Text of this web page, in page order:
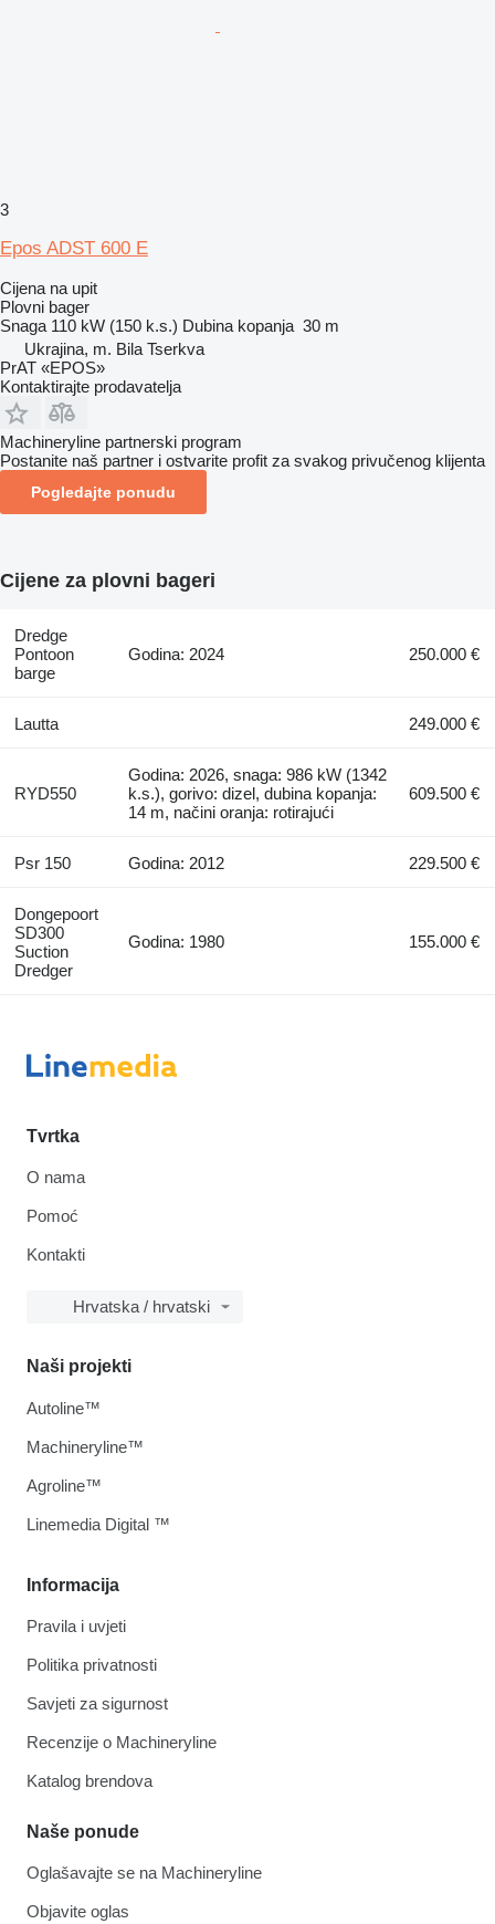
3
Epos ADST 600 E
Cijena na upit
Plovni bager
Snaga 110 kW (150 k.s.) Dubina kopanja 30 m
Ukrajina, m. Bila Tserkva
PrAT «EPOS»
Kontaktirajte prodavatelja
Machineryline partnerski program
Postanite naš partner i ostvarite profit za svakog privučenog klijenta
Pogledajte ponudu
Cijene za plovni bageri
Dredge
Pontoon
barge
Godina: 2024 250.000 €
Lautta 249.000 €
RYD550
Godina: 2026, snaga: 986 kW (1342
k.s.), gorivo: dizel, dubina kopanja:
14 m, načini oranja: rotirajući
609.500 €
Psr 150 Godina: 2012 229.500 €
Dongepoort
SD300
Suction
Dredger
Godina: 1980 155.000 €
Tvrtka
O nama
Pomoć
Kontakti
Hrvatska / hrvatski
Informacija
Pravila i uvjeti
Politika privatnosti
Savjeti za sigurnost
Recenzije o Machineryline
Katalog brendova
Naše ponude
Oglašavajte se na Machineryline
Objavite oglas
Naši projekti
Autoline™
Machineryline™
Agroline™
Linemedia Digital ™